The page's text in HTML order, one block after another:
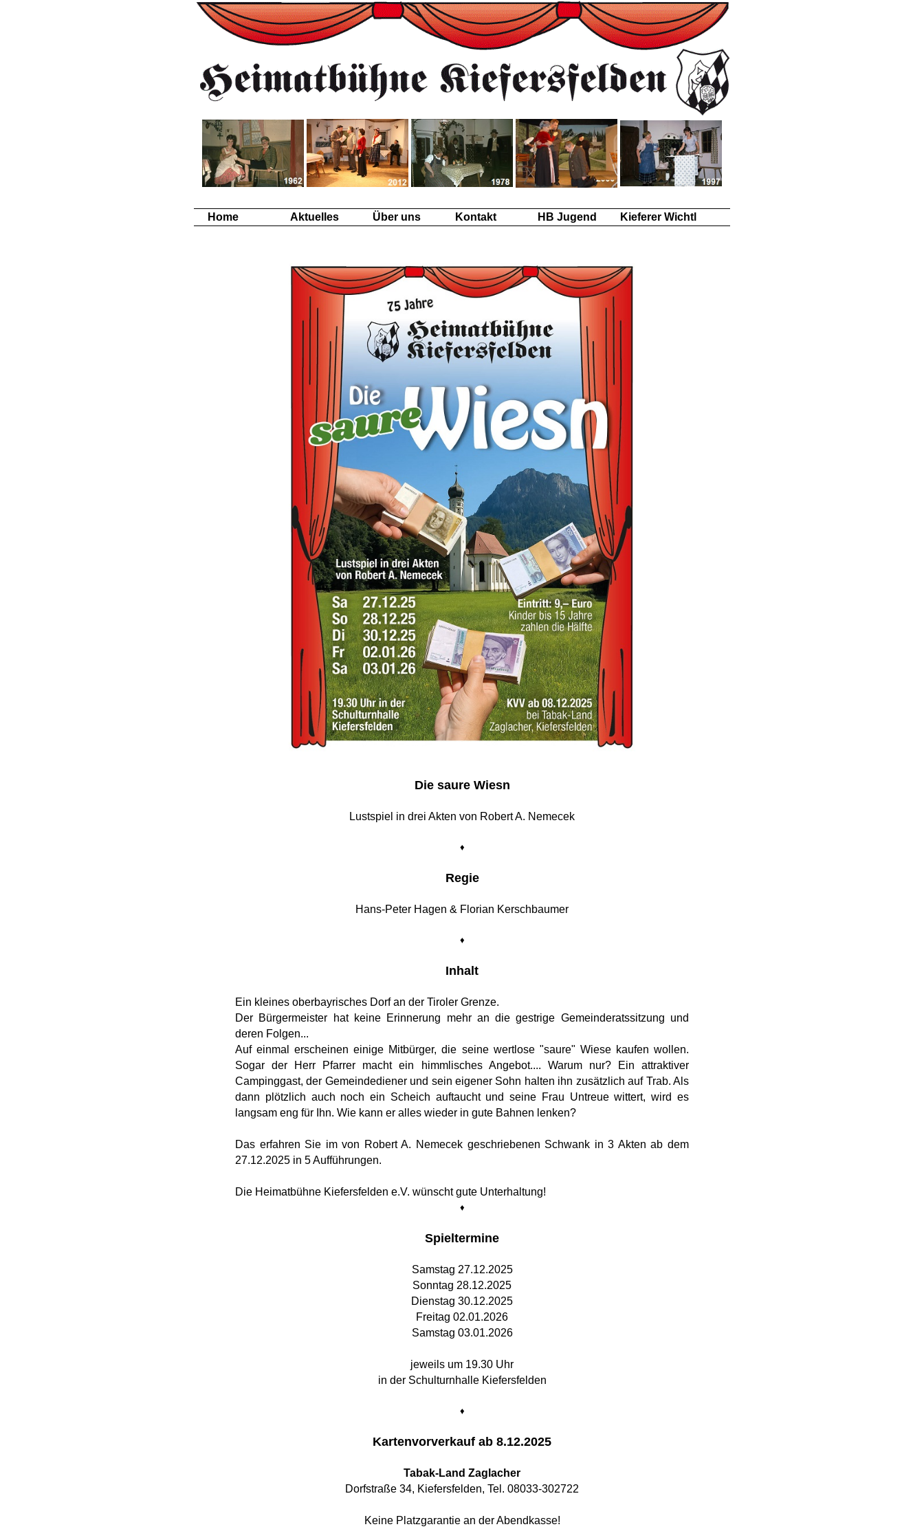
Home Aktuelles Über uns Kontakt HB Jugend Kieferer Wichtl
Die saure Wiesn
Lustspiel in drei Akten von Robert A. Nemecek
♦
Regie
Hans-Peter Hagen & Florian Kerschbaumer
♦
Inhalt
Ein kleines oberbayrisches Dorf an der Tiroler Grenze.
Der Bürgermeister hat keine Erinnerung mehr an die gestrige Gemeinderatssitzung und
deren Folgen...
Auf einmal erscheinen einige Mitbürger, die seine wertlose "saure" Wiese kaufen wollen.
Sogar der Herr Pfarrer macht ein himmlisches Angebot.... Warum nur? Ein attraktiver
Campinggast, der Gemeindediener und sein eigener Sohn halten ihn zusätzlich auf Trab. Als
dann plötzlich auch noch ein Scheich auftaucht und seine Frau Untreue wittert, wird es
langsam eng für Ihn. Wie kann er alles wieder in gute Bahnen lenken?
Das erfahren Sie im von Robert A. Nemecek geschriebenen Schwank in 3 Akten ab dem
27.12.2025 in 5 Aufführungen.
Die Heimatbühne Kiefersfelden e.V. wünscht gute Unterhaltung!
♦
Spieltermine
Samstag 27.12.2025
Sonntag 28.12.2025
Dienstag 30.12.2025
Freitag 02.01.2026
Samstag 03.01.2026
jeweils um 19.30 Uhr
in der Schulturnhalle Kiefersfelden
♦
Kartenvorverkauf ab 8.12.2025
Tabak-Land Zaglacher
Dorfstraße 34, Kiefersfelden, Tel. 08033-302722
Keine Platzgarantie an der Abendkasse!